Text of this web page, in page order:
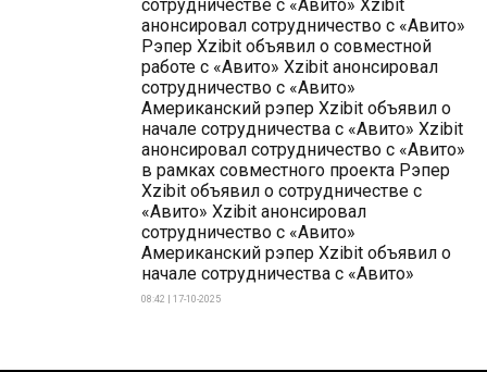
сотрудничестве с «Авито» Xzibit
анонсировал сотрудничество с «Авито»
Рэпер Xzibit объявил о совместной
работе с «Авито» Xzibit анонсировал
сотрудничество с «Авито»
Американский рэпер Xzibit объявил о
начале сотрудничества с «Авито» Xzibit
анонсировал сотрудничество с «Авито»
в рамках совместного проекта Рэпер
Xzibit объявил о сотрудничестве с
«Авито» Xzibit анонсировал
сотрудничество с «Авито»
Американский рэпер Xzibit объявил о
начале сотрудничества с «Авито»
08:42 | 17-10-2025